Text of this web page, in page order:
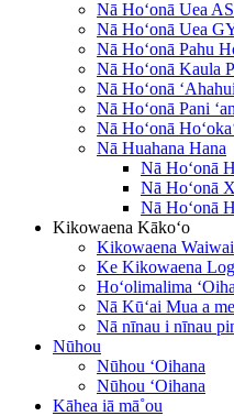
Nā Hoʻonā Uea
Nā Hoʻonā Uea
Nā Hoʻonā Pahu
Nā Hoʻonā Kaula
Nā Hoʻonā
Nā Hoʻonā Pani
Nā Hoʻonā
Nā Huahana Hana
Nā Hoʻonā
Nā Hoʻonā
Nā Hoʻonā
Kikowaena Kākoʻo
Kikowaena Waiwai
Ke Kikowaena
Hoʻolimalima
Nā Kūʻai Mua a
Nā nīnau i nīnau
Nūhou
Nūhou ʻOihana
Nūhou ʻOihana
Kāhea iā mā˚ou